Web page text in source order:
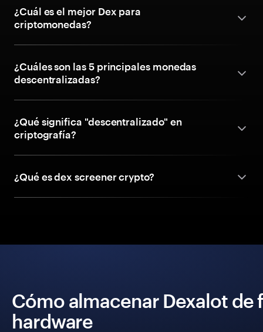
¿Cuál es el mejor Dex para
criptomonedas?
¿Cuáles son las 5 principales monedas
descentralizadas?
¿Qué significa "descentralizado" en
criptografía?
¿Qué es dex screener crypto?
Cómo almacenar Dexalot de
hardware